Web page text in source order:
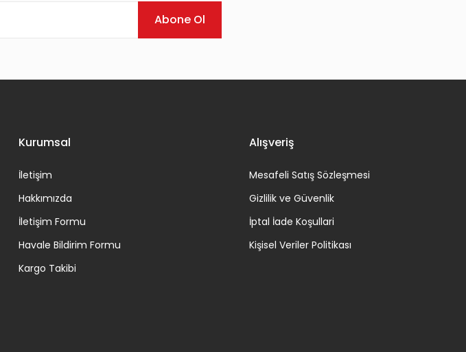
Abone Ol
Kurumsal
İletişim
Hakkımızda
İletişim Formu
Havale Bildirim Formu
Kargo Takibi
Alışveriş
Mesafeli Satış Sözleşmesi
Gizlilik ve Güvenlik
İptal İade Koşullari
Kişisel Veriler Politikası